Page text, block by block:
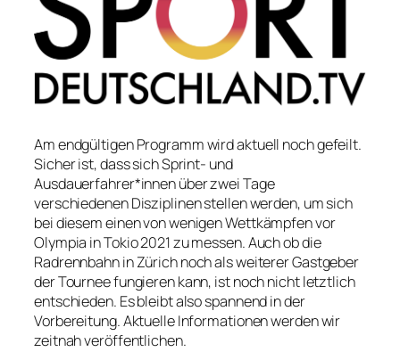
Am endgültigen Programm wird aktuell noch gefeilt.
Sicher ist, dass sich Sprint- und
Ausdauerfahrer*innen über zwei Tage
verschiedenen Disziplinen stellen werden, um sich
bei diesem einen von wenigen Wettkämpfen vor
Olympia in Tokio 2021 zu messen. Auch ob die
Radrennbahn in Zürich noch als weiterer Gastgeber
der Tournee fungieren kann, ist noch nicht letztlich
entschieden. Es bleibt also spannend in der
Vorbereitung. Aktuelle Informationen werden wir
zeitnah veröffentlichen.